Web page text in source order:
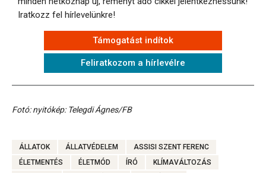
Iratkozz fel hírlevelünkre!
Támogatást indítok
Feliratkozom a hírlevélre
Fotó: nyitókép: Telegdi Ágnes/FB
ÁLLATOK ÁLLATVÉDELEM
ASSISI SZENT FERENC
ÉLETMENTÉS
ÉLETMÓD ÍRÓ
KLÍMAVÁLTOZÁS